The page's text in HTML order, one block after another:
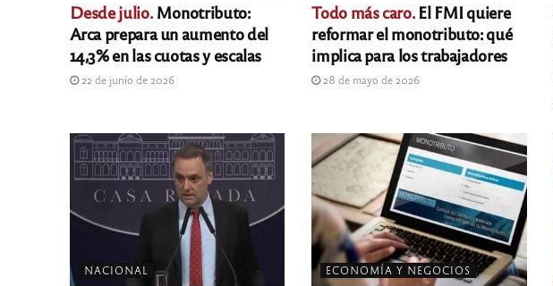
Desde julio.Monotributo:
Arca prepara un aumento del
14,3% en las cuotas y escalas
22 de junio de 2026
Todo más caro.El FMI quiere
reformar el monotributo: qué
implica para los trabajadores
28 de mayo de 2026
NACIONAL ECONOMÍA Y NEGOCIOS